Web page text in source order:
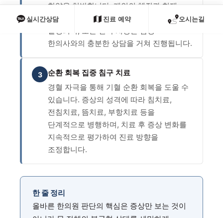
실시간상담 진료 예약 오시는길
한약을 처방합니다. 개인의 체질과 현재
건강 상태를 함께 고려하여 처방 방향이
결정되며, 모든 한약 처방은 담당
한의사와의 충분한 상담을 거쳐 진행됩니다.
3
순환 회복 집중 침구 치료
경혈 자극을 통해 기혈 순환 회복을 도울 수
있습니다. 증상의 성격에 따라 침치료,
전침치료, 뜸치료, 부항치료 등을
단계적으로 병행하며, 치료 후 증상 변화를
지속적으로 평가하여 진료 방향을
조정합니다.
한 줄 정리
올바른 한의원 판단의 핵심은 증상만 보는 것이